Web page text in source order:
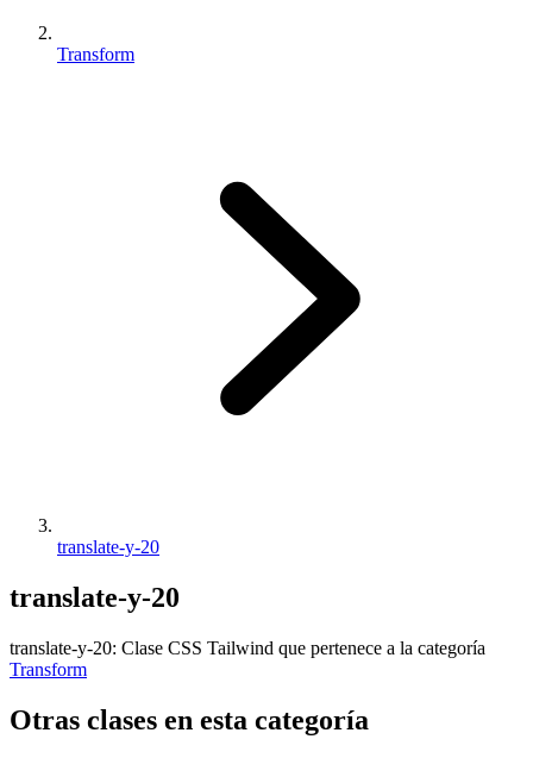
Transform
translate-y-20
translate-y-20
translate-y-20: Clase CSS Tailwind que pertenece a la categoría
Transform
Otras clases en esta categoría